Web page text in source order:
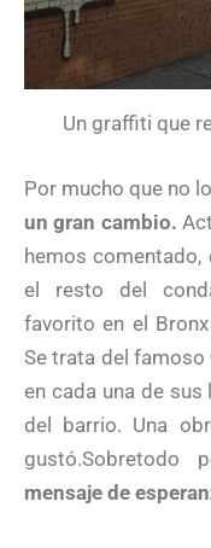
Un graffiti que
Por mucho que no
un gran cambio.
hemos
el resto del
favorito en el
Se trata del famoso
en cada una de
del barrio. Una
gustó.Sobretodo
mensaje de